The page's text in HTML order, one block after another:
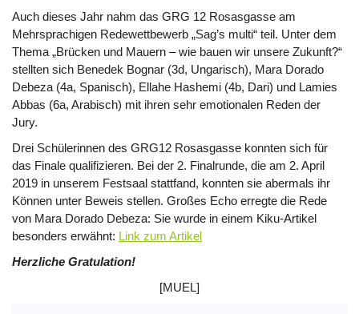
Auch dieses Jahr nahm das GRG 12 Rosasgasse am
Mehrsprachigen Redewettbewerb „Sag’s multi“ teil. Unter dem
Thema „Brücken und Mauern – wie bauen wir unsere Zukunft?“
stellten sich Benedek Bognar (3d, Ungarisch), Mara Dorado
Debeza (4a, Spanisch), Ellahe Hashemi (4b, Dari) und Lamies
Abbas (6a, Arabisch) mit ihren sehr emotionalen Reden der
Jury.
Drei Schülerinnen des GRG12 Rosasgasse konnten sich für
das Finale qualifizieren. Bei der 2. Finalrunde, die am 2. April
2019 in unserem Festsaal stattfand, konnten sie abermals ihr
Können unter Beweis stellen. Großes Echo erregte die Rede
von Mara Dorado Debeza: Sie wurde in einem Kiku-Artikel
besonders erwähnt: Link zum Artikel
Herzliche Gratulation!
[MUEL]